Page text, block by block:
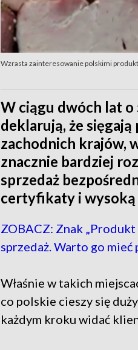
Wzrasta zainteresowanie polskimi
W ciągu dwóch lat o
deklarują, że
zachodnich krajów,
znacznie bardziej
sprzedaż
certyfikaty i wysoką
ZOBACZ: Znak „Produkt
sprzedaż. Warto go mieć
Właśnie w takich
co polskie cieszy się
każdym kroku widać